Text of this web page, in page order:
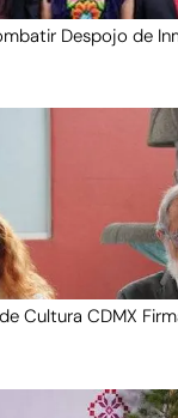
Despojo de
Cultura CDMX